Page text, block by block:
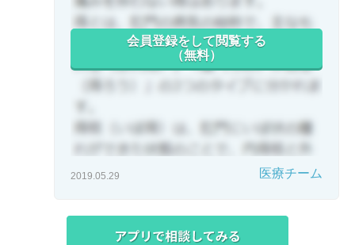
会員登録をして閲覧する
（無料）
2019.05.29 医療チーム